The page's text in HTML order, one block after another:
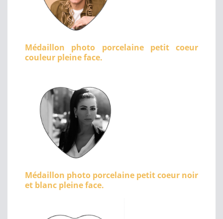
Médaillon photo porcelaine petit coeur
couleur pleine face.
Médaillon photo porcelaine petit coeur noir
et blanc pleine face.